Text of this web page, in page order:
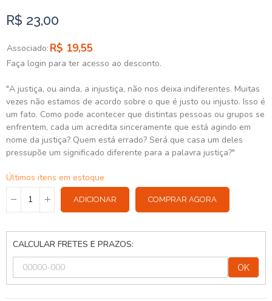
R$ 23,00
Associado: R$ 19,55
Faça login para ter acesso ao desconto.
"A justiça, ou ainda, a injustiça, não nos deixa indiferentes. Muitas
vezes não estamos de acordo sobre o que é justo ou injusto. Isso é
um fato. Como pode acontecer que distintas pessoas ou grupos se
enfrentem, cada um acredita sinceramente que está agindo em
nome da justiça? Quem está errado? Será que casa um deles
pressupõe um significado diferente para a palavra justiça?"
Últimos itens em estoque
ADICIONAR COMPRAR AGORA
CALCULAR FRETES E PRAZOS:
OK